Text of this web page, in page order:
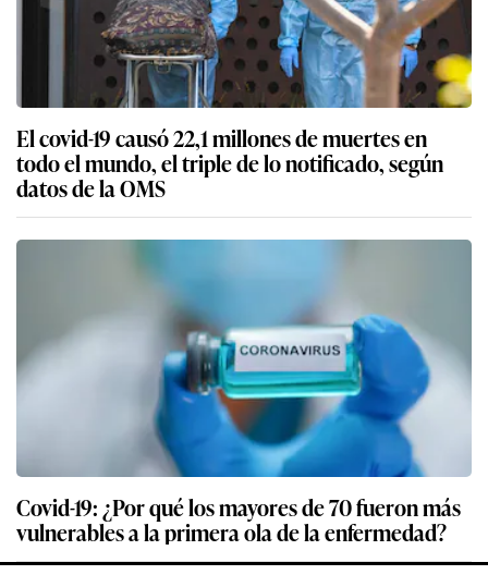
El covid-19 causó 22,1 millones de muertes en
todo el mundo, el triple de lo notificado, según
datos de la OMS
Covid-19: ¿Por qué los mayores de 70 fueron más
vulnerables a la primera ola de la enfermedad?